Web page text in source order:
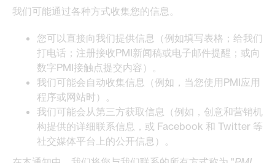
我们可能通过各种方式收集您的信息。
您可以直接向我们提供信息（例如填写表格；给我们
打电话；注册接收PMI新闻稿或电子邮件提醒；或向
数字PMI接触点提交内容）。
我们可能会自动收集信息（例如，当您使用PMI应用
程序或网站时）。
我们可能会从第三方获取信息（例如，创意和营销机
构提供的详细联系信息，或 Facebook 和 Twitter 等
社交媒体平台上的公开信息）。